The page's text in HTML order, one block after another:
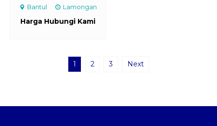
Bantul Lamongan
Harga Hubungi Kami
1 2 3 Next